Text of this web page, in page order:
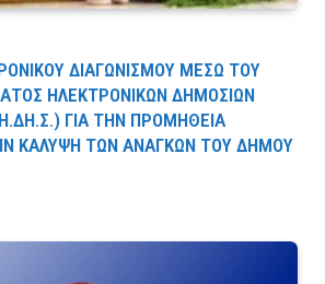
ΔΙΑΓΩΝΙΣΜΟΥ ΜΕΣΩ ΤΟΥ
ΗΛΕΚΤΡΟΝΙΚΩΝ ΔΗΜΟΣΙΩΝ
ΓΙΑ ΤΗΝ ΠΡΟΜΗΘΕΙΑ
ΚΑΛΥΨΗ ΤΩΝ ΑΝΑΓΚΩΝ ΤΟΥ ΔΗΜΟΥ